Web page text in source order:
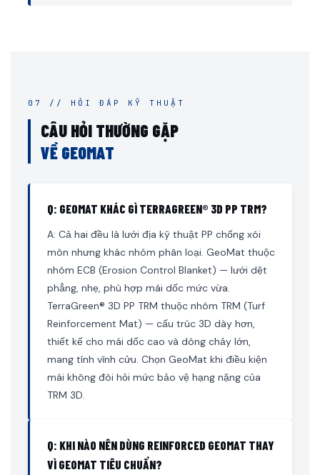
07 // HỎI ĐÁP KỸ THUẬT
CÂU HỎI THƯỜNG GẶP
VỀ GEOMAT
Q: GEOMAT KHÁC GÌ TERRAGREEN® 3D PP TRM?
A: Cả hai đều là lưới địa kỹ thuật PP chống xói
mòn nhưng khác nhóm phân loại. GeoMat thuộc
nhóm ECB (Erosion Control Blanket) — lưới dệt
phẳng, nhẹ, phù hợp mái dốc mức vừa.
TerraGreen® 3D PP TRM thuộc nhóm TRM (Turf
Reinforcement Mat) — cấu trúc 3D dày hơn,
thiết kế cho mái dốc cao và dòng chảy lớn,
mang tính vĩnh cửu. Chọn GeoMat khi điều kiện
mái không đòi hỏi mức bảo vệ hạng nặng của
TRM 3D.
Q: KHI NÀO NÊN DÙNG REINFORCED GEOMAT THAY
VÌ GEOMAT TIÊU CHUẨN?